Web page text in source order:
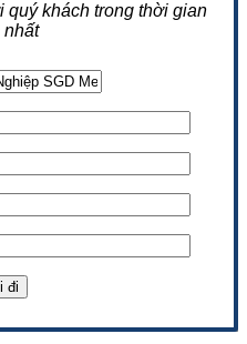
quý khách trong thời gian
nhất